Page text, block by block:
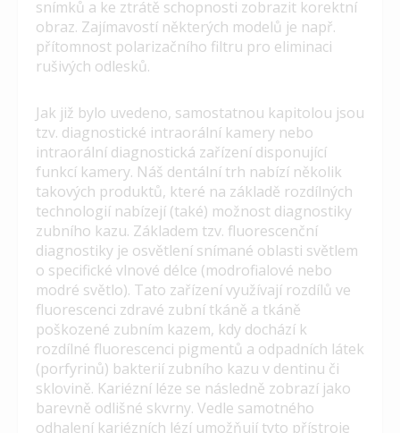
snímků a ke ztrátě schopnosti zobrazit korektní
obraz. Zajímavostí některých modelů je např.
přítomnost polarizačního filtru pro eliminaci
rušivých odlesků.
Jak již bylo uvedeno, samostatnou kapitolou jsou
tzv. diagnostické intraorální kamery nebo
intraorální diagnostická zařízení disponující
funkcí kamery. Náš dentální trh nabízí několik
takových produktů, které na základě rozdílných
technologií nabízejí (také) možnost diagnostiky
zubního kazu. Základem tzv. fluorescenční
diagnostiky je osvětlení snímané oblasti světlem
o specifické vlnové délce (modrofialové nebo
modré světlo). Tato zařízení využívají rozdílů ve
fluorescenci zdravé zubní tkáně a tkáně
poškozené zubním kazem, kdy dochází k
rozdílné fluorescenci pigmentů a odpadních látek
(porfyrinů) bakterií zubního kazu v dentinu či
sklovině. Kariézní léze se následně zobrazí jako
barevně odlišné skvrny. Vedle samotného
odhalení kariézních lézí umožňují tyto přístroje